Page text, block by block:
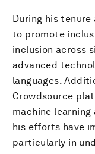
During his tenure
to promote
inclusion across
advanced
languages.
Crowdsource
machine learning
his efforts have
particularly in